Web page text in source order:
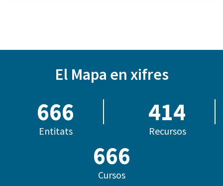
El Mapa en xifres
685
Entitats
414
Recursos
804
Cursos